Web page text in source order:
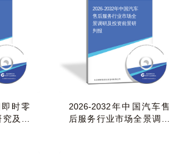
时零
及投
2026-2032年中国汽车
售后服务行业市场全
景调研及投资前景研
判报
2026-2032年中国汽车售
后服务行业市场全景调研